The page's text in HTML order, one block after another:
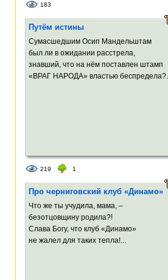
183
Путём истины
Сумасшедшим Осип Мандельштам
был ли в ожидании расстрела,
знавший, что на нём поставлен штамп
«ВРАГ НАРОДА» властью беспредела?...
219 1
Про черниговский клуб «Динамо»
Что же ты учудила, мама, –
безотцовщину родила?!
Слава Богу, что клуб «Динамо»
не жалел для таких тепла!...